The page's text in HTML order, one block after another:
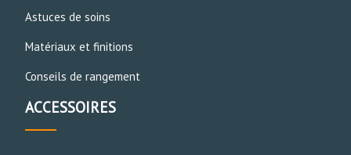
Astuces de soins
Matériaux et finitions
Conseils de rangement
ACCESSOIRES